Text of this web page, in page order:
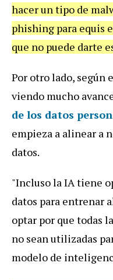
hacer un tipo de
phishing para equis
que no puede darte
Por otro lado, según
viendo mucho
de los datos
empieza a alinear a
datos.
"Incluso la IA tiene
datos para entrenar
optar por que todas
no sean utilizadas
modelo de